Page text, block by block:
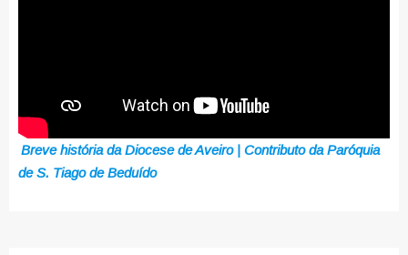
Breve história da Diocese de Aveiro | Contributo da Paróquia
de S. Tiago de Beduído